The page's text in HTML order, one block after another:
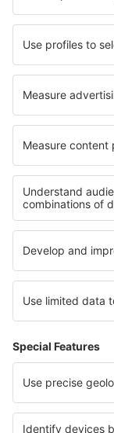
Danish Air
Turkish Airlines
Lot
Om eSky
Vilkår
Mine bestillinger
Personvernregler
Hjelp og kontakt
Personvern
eSky.eu